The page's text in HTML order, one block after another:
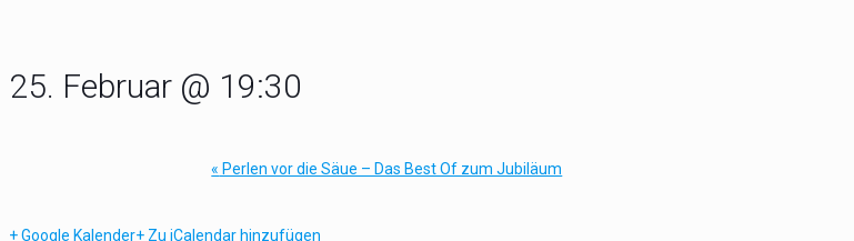
25. Februar @ 19:30
« Perlen vor die Säue – Das Best Of zum Jubiläum
+ Google Kalender+ Zu iCalendar hinzufügen